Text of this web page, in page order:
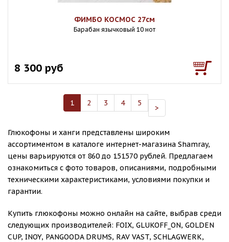
ФИМБО КОСМОС 27см
Барабан язычковый 10 нот
8 300 руб
1 2 3 4 5
>
Глюкофоны и ханги представлены широким
ассортиментом в каталоге интернет-магазина Shamray,
цены варьируются от 860 до 151570 рублей. Предлагаем
ознакомиться с фото товаров, описаниями, подробными
техническими характеристиками, условиями покупки и
гарантии.
Купить глюкофоны можно онлайн на сайте, выбрав среди
следующих производителей: FOIX, GLUKOFF_ON, GOLDEN
CUP, INOY, PANGOODA DRUMS, RAV VAST, SCHLAGWERK,